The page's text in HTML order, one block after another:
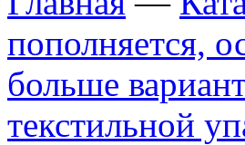
пополняется,
больше
текстильной